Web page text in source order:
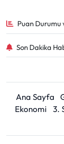
Puan Durumu
Son Dakika
Ana Sayfa
Ekonomi
3.